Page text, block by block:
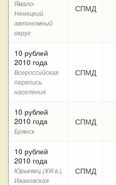
Ямало-
Ненецкий
автономный
округ
СПМД
10 рублей
2010 года
Всероссийская
перепись
населения
СПМД
10 рублей
2010 года
Брянск
СПМД
10 рублей
2010 года
Юрьевец (XIII в.),
Ивановская
СПМД